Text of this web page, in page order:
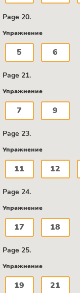
Page 20.
Упражнение
5 6
Page 21.
Упражнение
7 9
Page 23.
Упражнение
11 12
Page 24.
Упражнение
17 18
Page 25.
Упражнение
19 21